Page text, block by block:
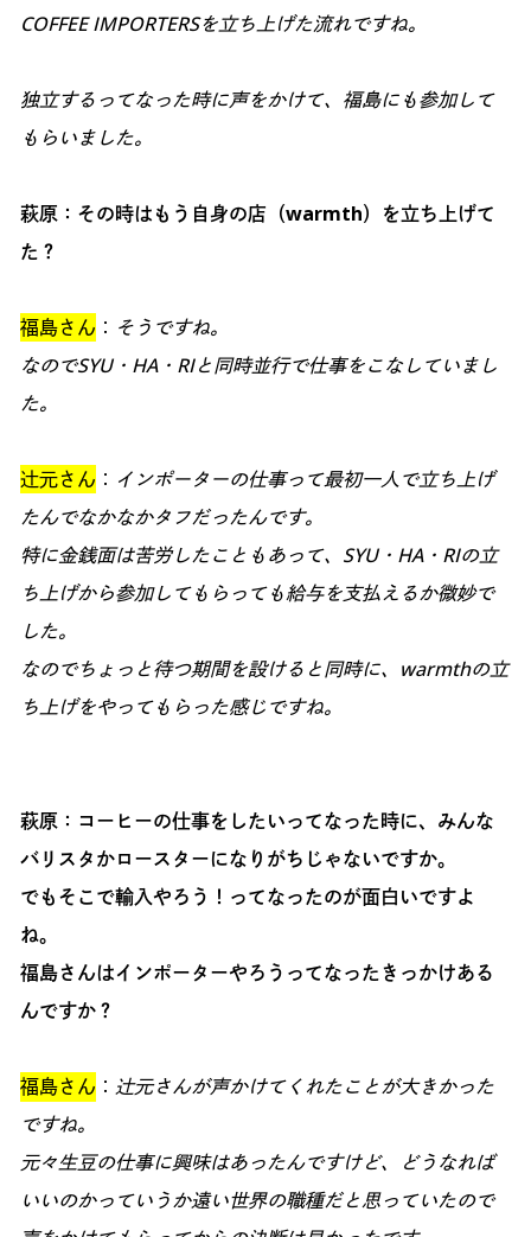
COFFEE IMPORTERSを立ち上げた流れですね。
独立するってなった時に声をかけて、福島にも参加して
もらいました。
萩原：その時はもう自身の店（warmth）を立ち上げて
た？
福島さん ： そうですね。
なのでSYU・HA・RIと同時並行で仕事をこなしていまし
た。
辻元さん ： インポーターの仕事って最初一人で立ち上げ
たんでなかなかタフだったんです。
特に金銭面は苦労したこともあって、SYU・HA・RIの立
ち上げから参加してもらっても給与を支払えるか微妙で
した。
なのでちょっと待つ期間を設けると同時に、warmthの立
ち上げをやってもらった感じですね。
萩原：コーヒーの仕事をしたいってなった時に、みんな
バリスタかロースターになりがちじゃないですか。
でもそこで輸入やろう！ってなったのが面白いですよ
ね。
福島さんはインポーターやろうってなったきっかけある
んですか？
福島さん ：辻元さんが声かけてくれたことが大きかった
ですね。
元々生豆の仕事に興味はあったんですけど、どうなれば
いいのかっていうか遠い世界の職種だと思っていたので